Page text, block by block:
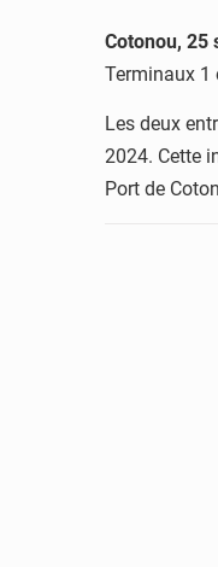
Cotonou, 25
Terminaux 1
Les deux
2024. Cette
Port de